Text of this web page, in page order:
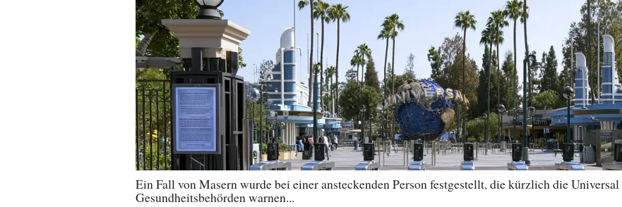
Ein Fall von Masern wurde bei einer ansteckenden Person festgestellt, die kürzlich die
Gesundheitsbehörden warnen...